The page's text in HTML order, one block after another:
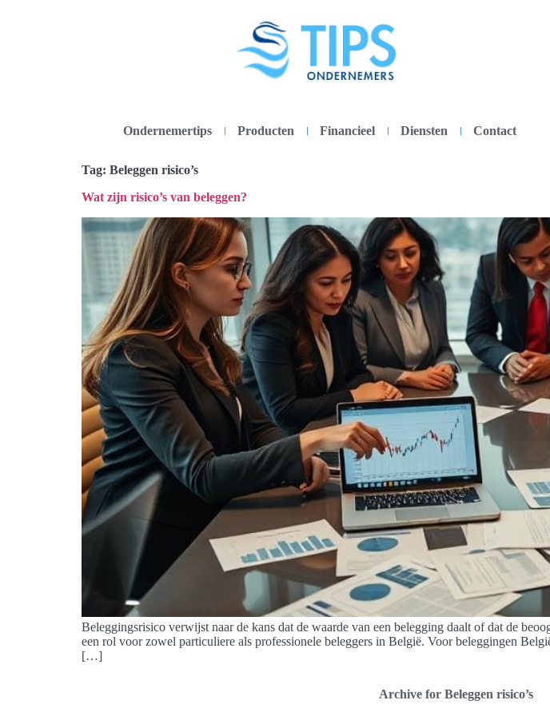
Ondernemertips Producten Financieel Diensten Contact
Tag: Beleggen risico’s
Wat zijn risico’s van beleggen?
Beleggingsrisico verwijst naar de kans dat de waarde van een belegging daalt of dat de
een rol voor zowel particuliere als professionele beleggers in België. Voor beleggingen
[…]
Archive for Beleggen risico’s